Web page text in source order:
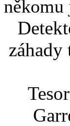
někomu
záhady